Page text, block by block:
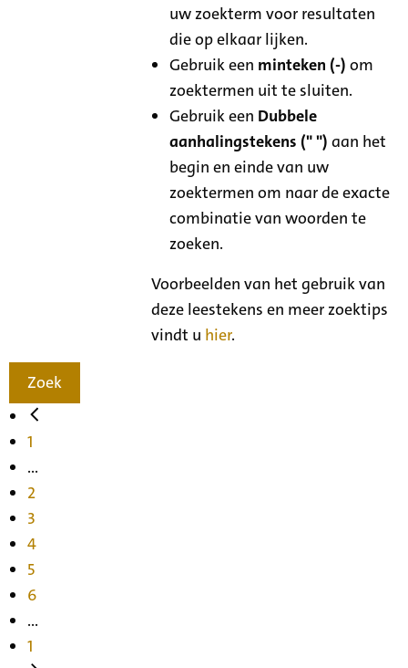
uw zoekterm voor resultaten
die op elkaar lijken.
Gebruik een minteken (-) om
zoektermen uit te sluiten.
Gebruik een Dubbele
aanhalingstekens (" ") aan het
begin en einde van uw
zoektermen om naar de exacte
combinatie van woorden te
zoeken.
Voorbeelden van het gebruik van
deze leestekens en meer zoektips
vindt u hier.
Zoek
1
...
2
3
4
5
6
...
1